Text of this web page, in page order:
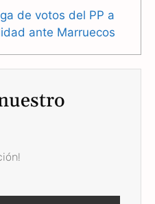
de votos del PP a
ante Marruecos